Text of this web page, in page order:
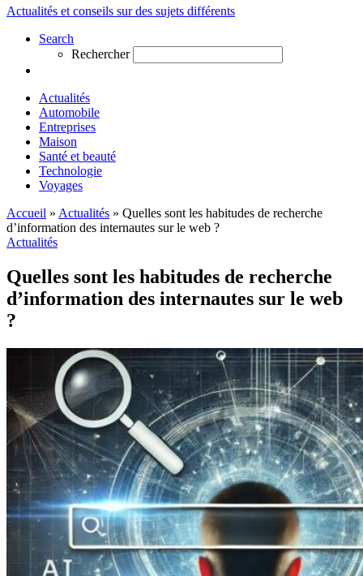
Actualités et conseils sur des sujets différents
Search
Rechercher
Actualités
Automobile
Entreprises
Maison
Santé et beauté
Technologie
Voyages
Accueil » Actualités » Quelles sont les habitudes de recherche
d’information des internautes sur le web ?
Actualités
Quelles sont les habitudes de recherche
d’information des internautes sur le web
?